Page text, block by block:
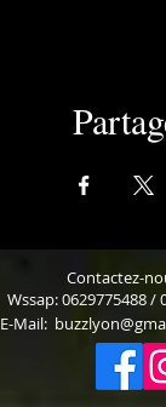
Contactez-
Wssap: 0629775488 /
E-Mail: